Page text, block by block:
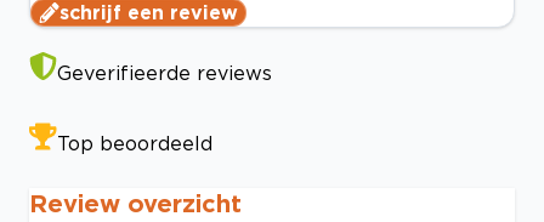
schrijf een review
Geverifieerde reviews
Top beoordeeld
Review overzicht